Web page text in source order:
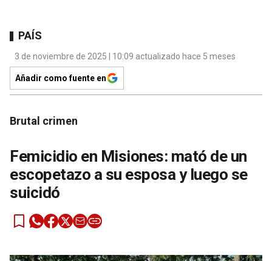
PAÍS
3 de noviembre de 2025 | 10:09 actualizado hace 5 meses
Añadir como fuente en
Brutal crimen
Femicidio en Misiones: mató de un
escopetazo a su esposa y luego se
suicidó